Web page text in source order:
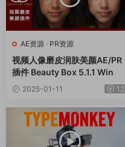
AE资源 · PR资源
视频人像磨皮润肤美颜AE/PR
插件 Beauty Box 5.1.1 Win
2025-01-11 12